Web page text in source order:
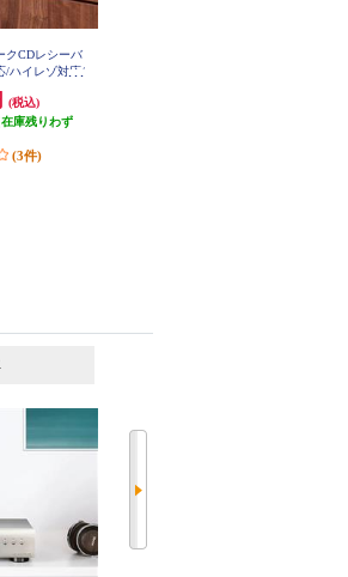
クCDレシーバ
/ハイレゾ対応/
N12W
(税込)
庫残りわず
(3件)